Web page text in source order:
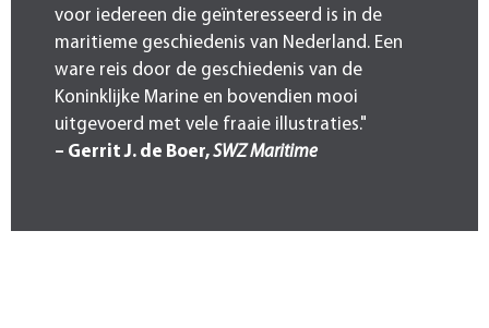
voor iedereen die geïnteresseerd is in de
maritieme geschiedenis van Nederland. Een
ware reis door de geschiedenis van de
Koninklijke Marine en bovendien mooi
uitgevoerd met vele fraaie illustraties."
– Gerrit J. de Boer,SWZ Maritime